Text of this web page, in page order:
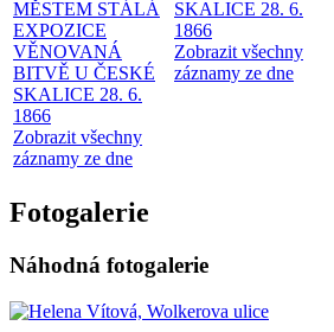
MĚSTEM STÁLÁ
EXPOZICE
VĚNOVANÁ
BITVĚ U ČESKÉ
SKALICE 28. 6.
1866
Zobrazit všechny
záznamy ze dne
SKALICE 28. 6.
1866
Zobrazit všechny
záznamy ze dne
Fotogalerie
Náhodná fotogalerie